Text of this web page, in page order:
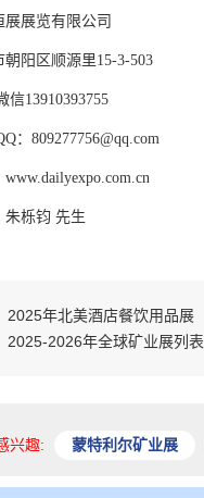
展展览有限公司
朝阳区顺源里15-3-503
信13910393755
： 809277756@qq.com
www.dailyexpo.com.cn
朱栎钧 先生
2025年北美酒店餐饮用品展
2025-2026年全球矿业展列表
兴趣: 蒙特利尔矿业展